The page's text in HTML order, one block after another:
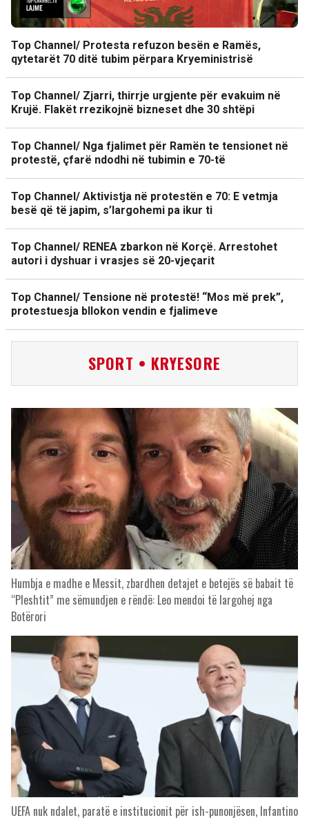
Top Channel/ Protesta refuzon besën e Ramës,
qytetarët 70 ditë tubim përpara Kryeministrisë
Top Channel/ Zjarri, thirrje urgjente për evakuim në
Krujë. Flakët rrezikojnë bizneset dhe 30 shtëpi
Top Channel/ Nga fjalimet për Ramën te tensionet në
protestë, çfarë ndodhi në tubimin e 70-të
Top Channel/ Aktivistja në protestën e 70: E vetmja
besë që të japim, s’largohemi pa ikur ti
Top Channel/ RENEA zbarkon në Korçë. Arrestohet
autori i dyshuar i vrasjes së 20-vjeçarit
Top Channel/ Tensione në protestë! “Mos më prek”,
protestuesja bllokon vendin e fjalimeve
SPORT • KRYESORE
Humbja e madhe e Messit, zbardhen detajet e betejës së babait të
“Pleshtit” me sëmundjen e rëndë: Leo mendoi të largohej nga
Botërori
UEFA nuk ndalet, paratë e institucionit për ish-punonjësen, Infantino